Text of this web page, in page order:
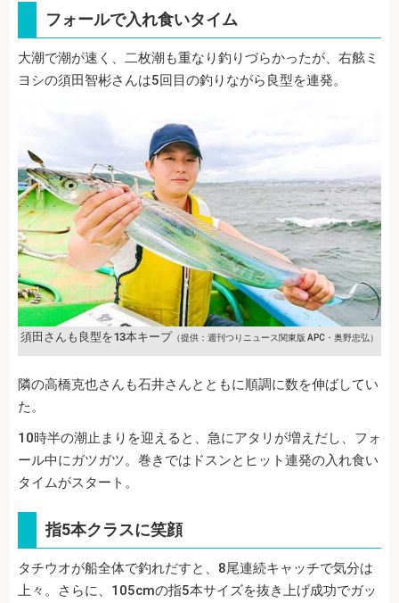
フォールで入れ食いタイム
大潮で潮が速く、二枚潮も重なり釣りづらかったが、右舷ミ
ヨシの須田智彬さんは5回目の釣りながら良型を連発。
須田さんも良型を13本キープ （提供：週刊つりニュース関東版 APC・奥野忠弘）
隣の高橋克也さんも石井さんとともに順調に数を伸ばしてい
た。
10時半の潮止まりを迎えると、急にアタリが増えだし、フォ
ール中にガツガツ。巻きではドスンとヒット連発の入れ食い
タイムがスタート。
指5本クラスに笑顔
タチウオが船全体で釣れだすと、8尾連続キャッチで気分は
上々。さらに、105cmの指5本サイズを抜き上げ成功でガッ